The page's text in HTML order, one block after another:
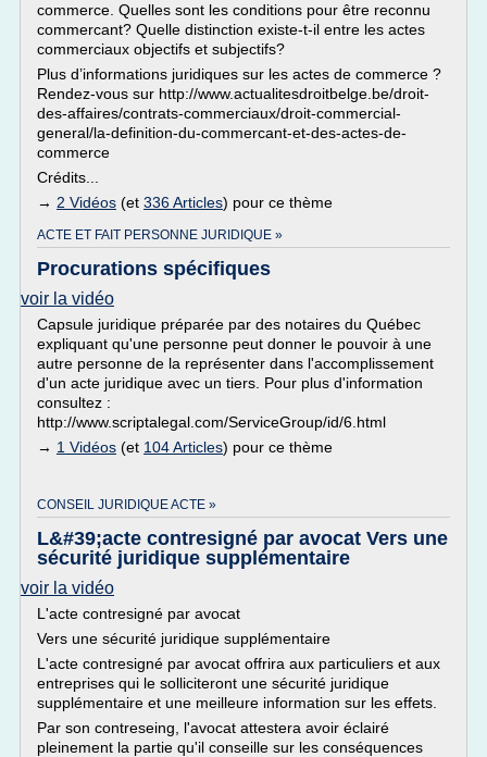
commerce. Quelles sont les conditions pour être reconnu
commercant? Quelle distinction existe-t-il entre les actes
commerciaux objectifs et subjectifs?
Plus d’informations juridiques sur les actes de commerce ?
Rendez-vous sur http://www.actualitesdroitbelge.be/droit-
des-affaires/contrats-commerciaux/droit-commercial-
general/la-definition-du-commercant-et-des-actes-de-
commerce
Crédits...
→ 2 Vidéos (et 336 Articles) pour ce thème
ACTE ET FAIT PERSONNE JURIDIQUE »
Procurations spécifiques
voir la vidéo
Capsule juridique préparée par des notaires du Québec
expliquant qu'une personne peut donner le pouvoir à une
autre personne de la représenter dans l'accomplissement
d'un acte juridique avec un tiers. Pour plus d'information
consultez :
http://www.scriptalegal.com/ServiceGroup/id/6.html
→ 1 Vidéos (et 104 Articles) pour ce thème
CONSEIL JURIDIQUE ACTE »
L&#39;acte contresigné par avocat Vers une
sécurité juridique supplémentaire
voir la vidéo
L'acte contresigné par avocat
Vers une sécurité juridique supplémentaire
L'acte contresigné par avocat offrira aux particuliers et aux
entreprises qui le solliciteront une sécurité juridique
supplémentaire et une meilleure information sur les effets.
Par son contreseing, l'avocat attestera avoir éclairé
pleinement la partie qu'il conseille sur les conséquences